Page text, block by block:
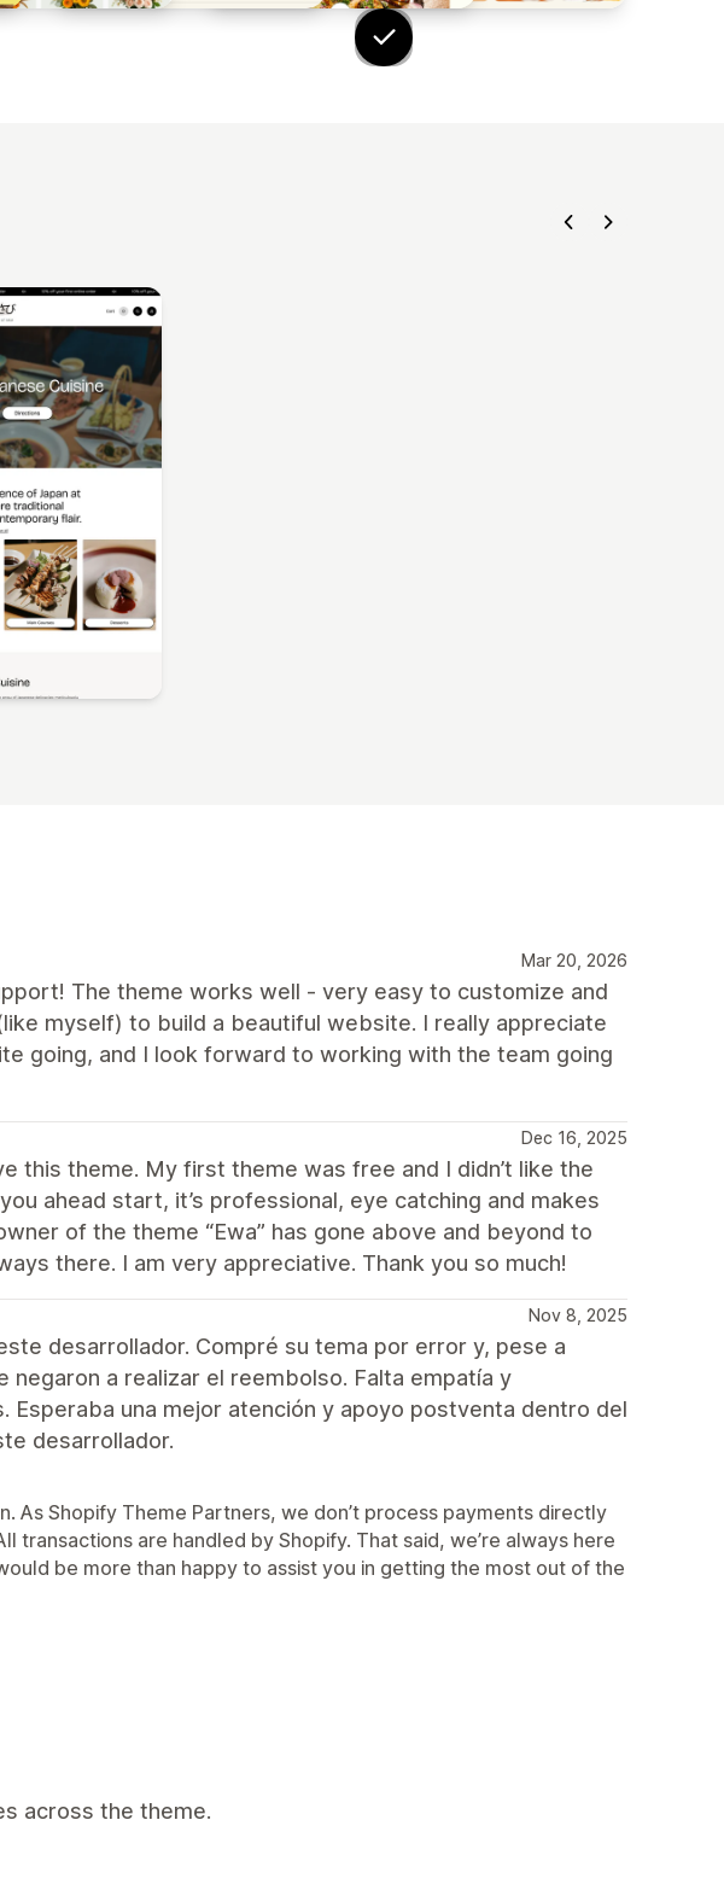
Mar 20, 2026
The theme works well - very easy to customize and
myself) to build a beautiful website. I really appreciate
going, and I look forward to working with the team going
Dec 16, 2025
this theme. My first theme was free and I didn’t like the
ahead start, it’s professional, eye catching and makes
of the theme “Ewa” has gone above and beyond to
there. I am very appreciative. Thank you so much!
Nov 8, 2025
desarrollador. Compré su tema por error y, pese a
negaron a realizar el reembolso. Falta empatía y
una mejor atención y apoyo postventa dentro del
desarrollador.
As Shopify Theme Partners, we don’t process payments directly
transactions are handled by Shopify. That said, we’re always here
be more than happy to assist you in getting the most out of the
across the theme.